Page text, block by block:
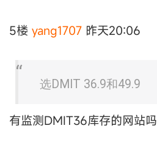
5楼 yang1707 昨天20:06
选DMIT 36.9和49.9
有监测DMIT36库存的网站吗